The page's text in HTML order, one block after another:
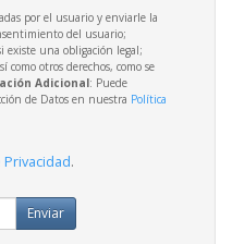
por el usuario y enviarle la
del usuario;
existe una obligación legal;
como otros derechos, como se
Adicional: Puede
de Datos en nuestra Política
.
Enviar